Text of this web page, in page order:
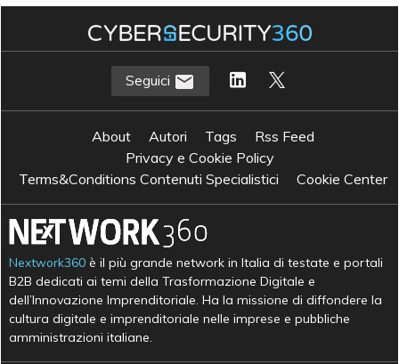
Seguici
About Autori Tags
Rss Feed
Privacy e Cookie Policy
Terms&Conditions Contenuti Specialistici
Cookie Center
Nextwork360 è il più grande network in Italia di testate e portali
B2B dedicati ai temi della Trasformazione Digitale e
dell’Innovazione Imprenditoriale. Ha la missione di diffondere la
cultura digitale e imprenditoriale nelle imprese e pubbliche
amministrazioni italiane.